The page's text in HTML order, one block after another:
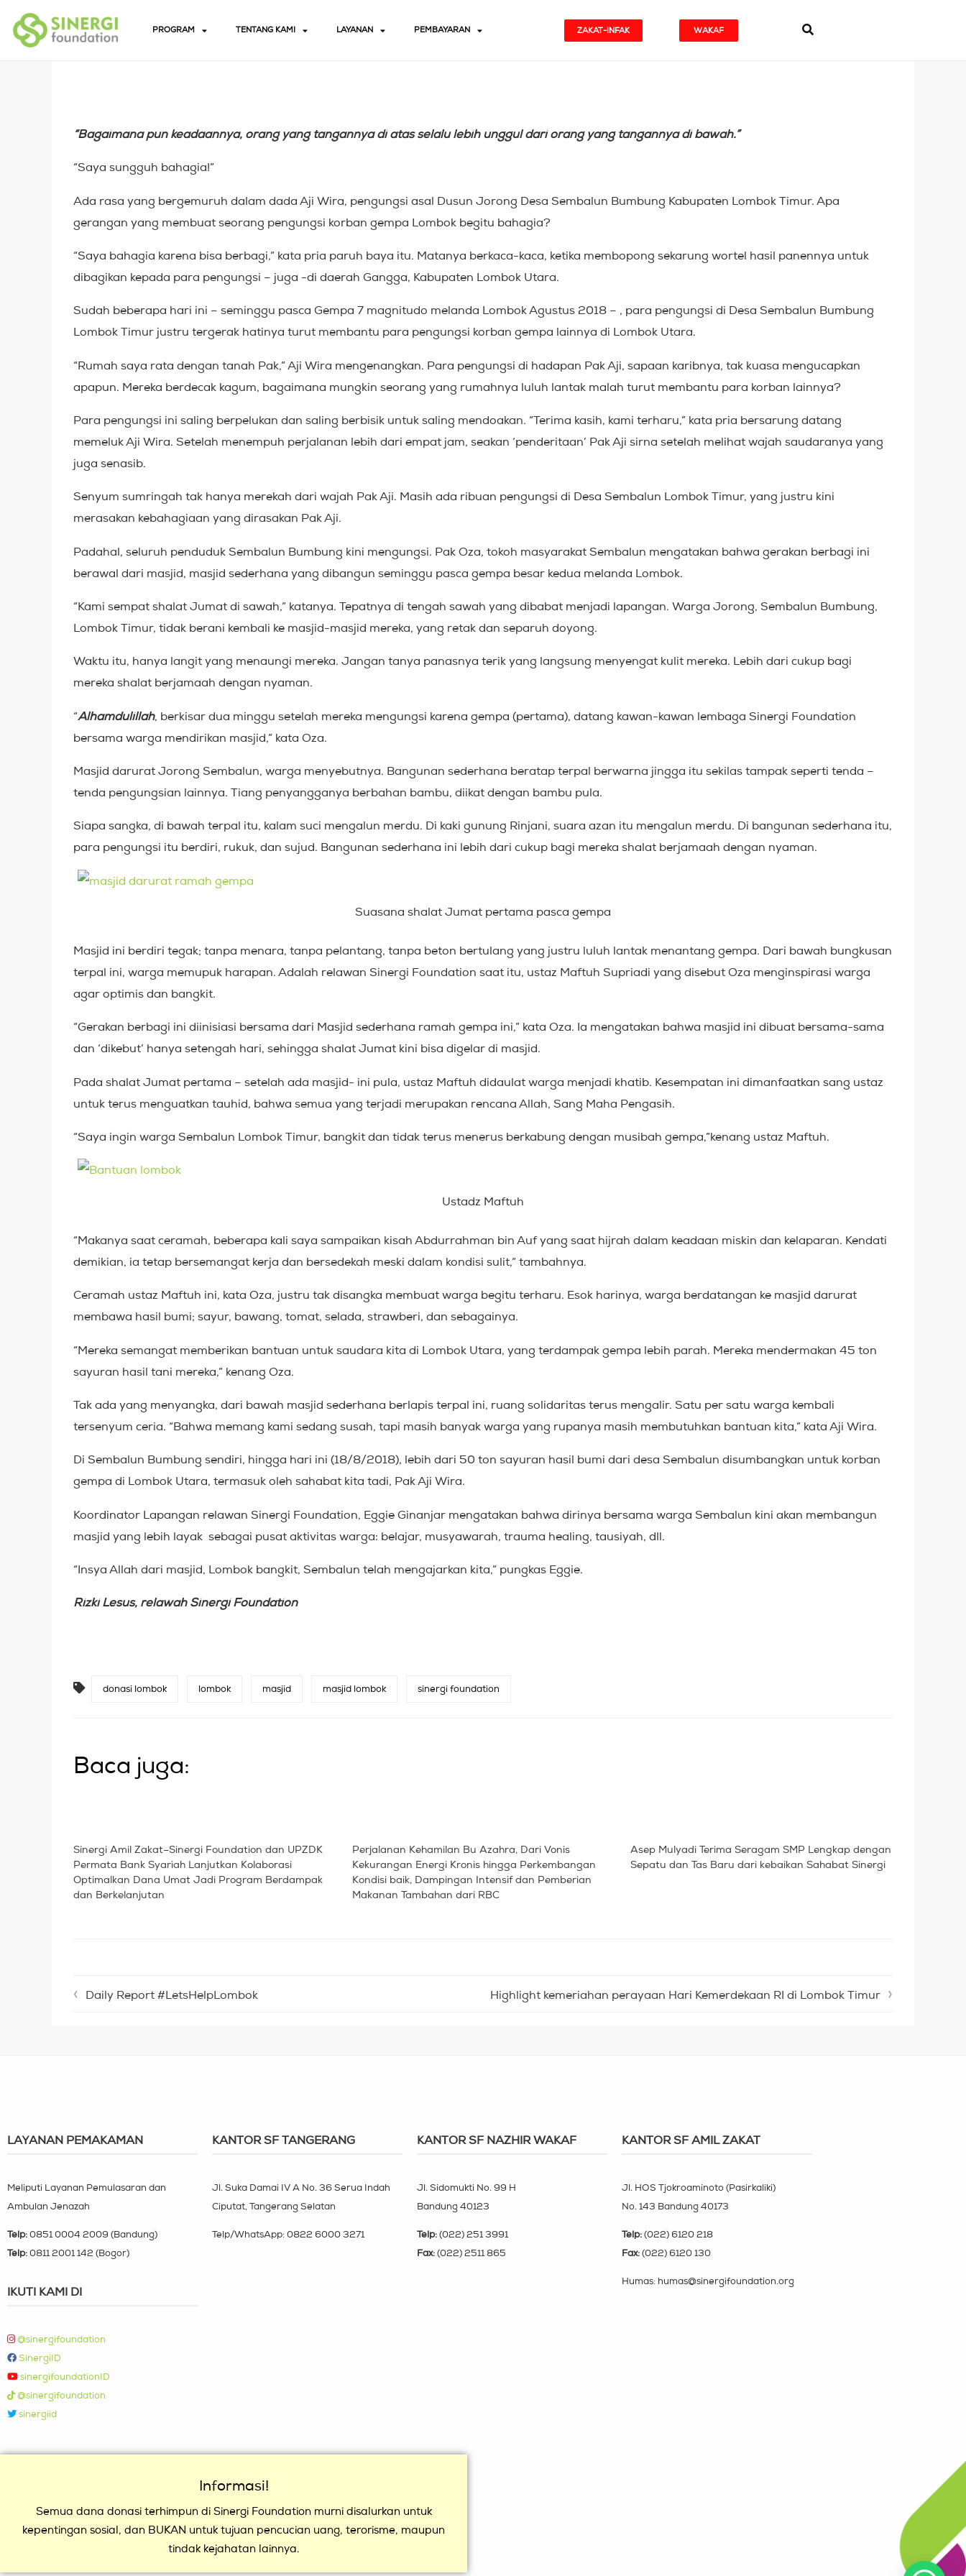
PROGRAM TENTANG KAMI LAYANAN PEMBAYARAN ZAKAT-INFAK WAKAF
“Bagaimana pun keadaannya, orang yang tangannya di atas selalu lebih unggul dari orang yang tangannya di bawah.”
“Saya sungguh bahagia!”
Ada rasa yang bergemuruh dalam dada Aji Wira, pengungsi asal Dusun Jorong Desa Sembalun Bumbung Kabupaten Lombok Timur. Apa
gerangan yang membuat seorang pengungsi korban gempa Lombok begitu bahagia?
“Saya bahagia karena bisa berbagi,” kata pria paruh baya itu. Matanya berkaca-kaca, ketika membopong sekarung wortel hasil panennya untuk
dibagikan kepada para pengungsi – juga -di daerah Gangga, Kabupaten Lombok Utara.
Sudah beberapa hari ini – seminggu pasca Gempa 7 magnitudo melanda Lombok Agustus 2018 – , para pengungsi di Desa Sembalun Bumbung
Lombok Timur justru tergerak hatinya turut membantu para pengungsi korban gempa lainnya di Lombok Utara.
“Rumah saya rata dengan tanah Pak,” Aji Wira mengenangkan. Para pengungsi di hadapan Pak Aji, sapaan karibnya, tak kuasa mengucapkan
apapun. Mereka berdecak kagum, bagaimana mungkin seorang yang rumahnya luluh lantak malah turut membantu para korban lainnya?
Para pengungsi ini saling berpelukan dan saling berbisik untuk saling mendoakan. “Terima kasih, kami terharu,” kata pria bersarung datang
memeluk Aji Wira. Setelah menempuh perjalanan lebih dari empat jam, seakan ‘penderitaan’ Pak Aji sirna setelah melihat wajah saudaranya yang
juga senasib.
Senyum sumringah tak hanya merekah dari wajah Pak Aji. Masih ada ribuan pengungsi di Desa Sembalun Lombok Timur, yang justru kini
merasakan kebahagiaan yang dirasakan Pak Aji.
Padahal, seluruh penduduk Sembalun Bumbung kini mengungsi. Pak Oza, tokoh masyarakat Sembalun mengatakan bahwa gerakan berbagi ini
berawal dari masjid, masjid sederhana yang dibangun seminggu pasca gempa besar kedua melanda Lombok.
“Kami sempat shalat Jumat di sawah,” katanya. Tepatnya di tengah sawah yang dibabat menjadi lapangan. Warga Jorong, Sembalun Bumbung,
Lombok Timur, tidak berani kembali ke masjid-masjid mereka, yang retak dan separuh doyong.
Waktu itu, hanya langit yang menaungi mereka. Jangan tanya panasnya terik yang langsung menyengat kulit mereka. Lebih dari cukup bagi
mereka shalat berjamaah dengan nyaman.
“Alhamdulillah, berkisar dua minggu setelah mereka mengungsi karena gempa (pertama), datang kawan-kawan lembaga Sinergi Foundation
bersama warga mendirikan masjid,” kata Oza.
Masjid darurat Jorong Sembalun, warga menyebutnya. Bangunan sederhana beratap terpal berwarna jingga itu sekilas tampak seperti tenda –
tenda pengungsian lainnya. Tiang penyangganya berbahan bambu, diikat dengan bambu pula.
Siapa sangka, di bawah terpal itu, kalam suci mengalun merdu. Di kaki gunung Rinjani, suara azan itu mengalun merdu. Di bangunan sederhana itu,
para pengungsi itu berdiri, rukuk, dan sujud. Bangunan sederhana ini lebih dari cukup bagi mereka shalat berjamaah dengan nyaman.
Suasana shalat Jumat pertama pasca gempa
Masjid ini berdiri tegak; tanpa menara, tanpa pelantang, tanpa beton bertulang yang justru luluh lantak menantang gempa. Dari bawah bungkusan
terpal ini, warga memupuk harapan. Adalah relawan Sinergi Foundation saat itu, ustaz Maftuh Supriadi yang disebut Oza menginspirasi warga
agar optimis dan bangkit.
“Gerakan berbagi ini diinisiasi bersama dari Masjid sederhana ramah gempa ini,” kata Oza. Ia mengatakan bahwa masjid ini dibuat bersama-sama
dan ‘dikebut’ hanya setengah hari, sehingga shalat Jumat kini bisa digelar di masjid.
Pada shalat Jumat pertama – setelah ada masjid- ini pula, ustaz Maftuh didaulat warga menjadi khatib. Kesempatan ini dimanfaatkan sang ustaz
untuk terus menguatkan tauhid, bahwa semua yang terjadi merupakan rencana Allah, Sang Maha Pengasih.
“Saya ingin warga Sembalun Lombok Timur, bangkit dan tidak terus menerus berkabung dengan musibah gempa,”kenang ustaz Maftuh.
Ustadz Maftuh
“Makanya saat ceramah, beberapa kali saya sampaikan kisah Abdurrahman bin Auf yang saat hijrah dalam keadaan miskin dan kelaparan. Kendati
demikian, ia tetap bersemangat kerja dan bersedekah meski dalam kondisi sulit,” tambahnya.
Ceramah ustaz Maftuh ini, kata Oza, justru tak disangka membuat warga begitu terharu. Esok harinya, warga berdatangan ke masjid darurat
membawa hasil bumi; sayur, bawang, tomat, selada, strawberi, dan sebagainya.
“Mereka semangat memberikan bantuan untuk saudara kita di Lombok Utara, yang terdampak gempa lebih parah. Mereka mendermakan 45 ton
sayuran hasil tani mereka,” kenang Oza.
Tak ada yang menyangka, dari bawah masjid sederhana berlapis terpal ini, ruang solidaritas terus mengalir. Satu per satu warga kembali
tersenyum ceria. “Bahwa memang kami sedang susah, tapi masih banyak warga yang rupanya masih membutuhkan bantuan kita,” kata Aji Wira.
Di Sembalun Bumbung sendiri, hingga hari ini (18/8/2018), lebih dari 50 ton sayuran hasil bumi dari desa Sembalun disumbangkan untuk korban
gempa di Lombok Utara, termasuk oleh sahabat kita tadi, Pak Aji Wira.
Koordinator Lapangan relawan Sinergi Foundation, Eggie Ginanjar mengatakan bahwa dirinya bersama warga Sembalun kini akan membangun
masjid yang lebih layak sebagai pusat aktivitas warga: belajar, musyawarah, trauma healing, tausiyah, dll.
“Insya Allah dari masjid, Lombok bangkit, Sembalun telah mengajarkan kita,” pungkas Eggie.
Rizki Lesus, relawah Sinergi Foundation
donasi lombok lombok masjid masjid lombok sinergi foundation
Baca juga:
Sinergi Amil Zakat–Sinergi Foundation dan UPZDK
Permata Bank Syariah Lanjutkan Kolaborasi
Optimalkan Dana Umat Jadi Program Berdampak
dan Berkelanjutan
Perjalanan Kehamilan Bu Azahra, Dari Vonis
Kekurangan Energi Kronis hingga Perkembangan
Kondisi baik, Dampingan Intensif dan Pemberian
Makanan Tambahan dari RBC
Asep Mulyadi Terima Seragam SMP Lengkap dengan
Sepatu dan Tas Baru dari kebaikan Sahabat Sinergi
Daily Report #LetsHelpLombok Highlight kemeriahan perayaan Hari Kemerdekaan RI di Lombok Timur
LAYANAN PEMAKAMAN
Meliputi Layanan Pemulasaran dan
Ambulan Jenazah
Telp: 0851 0004 2009 (Bandung)
Telp: 0811 2001 142 (Bogor)
IKUTI KAMI DI
@sinergifoundation
SinergiID
sinergifoundationID
@sinergifoundation
sinergiid
KANTOR SF TANGERANG
Jl. Suka Damai IV A No. 36 Serua Indah
Ciputat, Tangerang Selatan
Telp/WhatsApp: 0822 6000 3271
KANTOR SF NAZHIR WAKAF
Jl. Sidomukti No. 99 H
Bandung 40123
Telp: (022) 251 3991
Fax: (022) 2511 865
KANTOR SF AMIL ZAKAT
Jl. HOS Tjokroaminoto (Pasirkaliki)
No. 143 Bandung 40173
Telp: (022) 6120 218
Fax: (022) 6120 130
Humas: humas@sinergifoundation.org
Informasi!
Semua dana donasi terhimpun di Sinergi Foundation murni disalurkan untuk
kepentingan sosial, dan BUKAN untuk tujuan pencucian uang, terorisme, maupun
tindak kejahatan lainnya.